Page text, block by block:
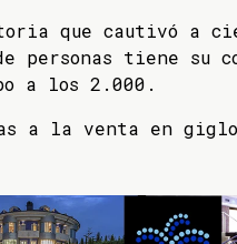
que cautivó a
personas tiene su
a los 2.000.
a la venta en